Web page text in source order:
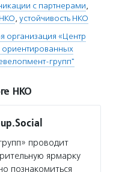
с партнерами,
, устойчивость НКО
организация «Центр
ориентированных
групп"
НКО
проводит
ярмарку
познакомиться